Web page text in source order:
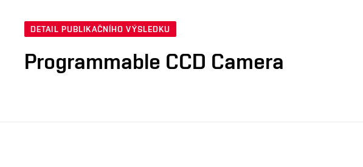
DETAIL PUBLIKAČNÍHO VÝSLEDKU
Programmable CCD Camera